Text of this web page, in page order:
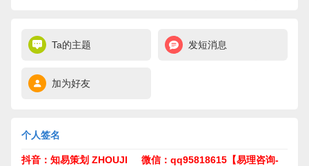
Ta的主题 发短消息
加为好友
个人签名
抖音：知易策划 ZHOUJI 微信：qq95818615【易理咨询-